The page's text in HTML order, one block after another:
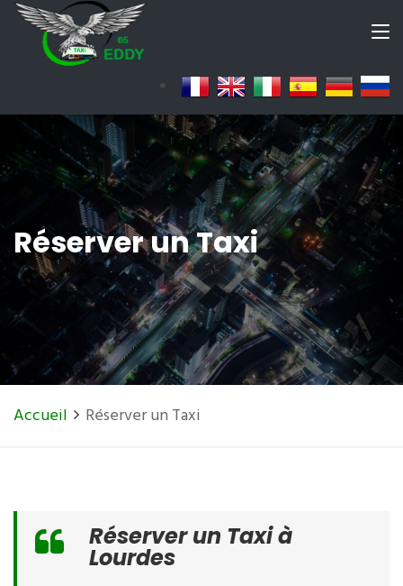
Réserver un Taxi
Accueil Réserver un Taxi
Réserver un Taxi à
Lourdes